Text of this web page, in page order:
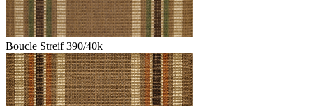
Boucle Streif 390/40k